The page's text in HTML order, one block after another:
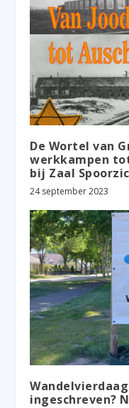
De Wortel van
werkkampen
bij Zaal
24 september 2023
ingeschreven?